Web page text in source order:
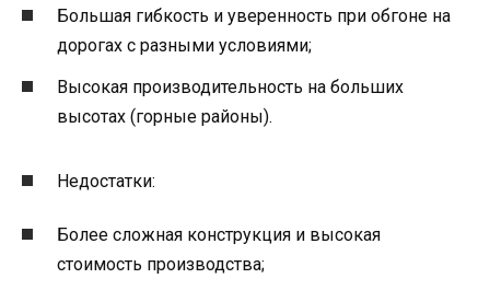
Большая гибкость и уверенность при обгоне на
дорогах с разными условиями;
Высокая производительность на больших
высотах (горные районы).
Недостатки:
Более сложная конструкция и высокая
стоимость производства;